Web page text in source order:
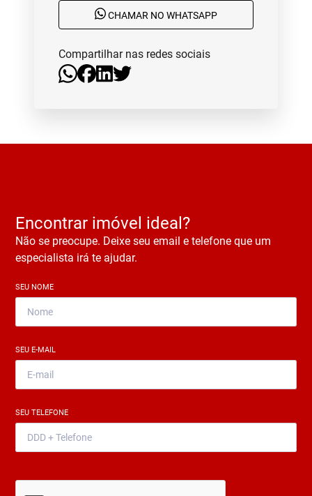
CHAMAR NO WHATSAPP
Compartilhar nas redes sociais
Encontrar imóvel ideal?
Não se preocupe. Deixe seu email e telefone que um
especialista irá te ajudar.
SEU NOME
SEU E-MAIL
SEU TELEFONE